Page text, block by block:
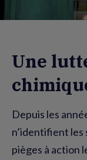
Une
Depuis les
n’identifient les
pièges à action